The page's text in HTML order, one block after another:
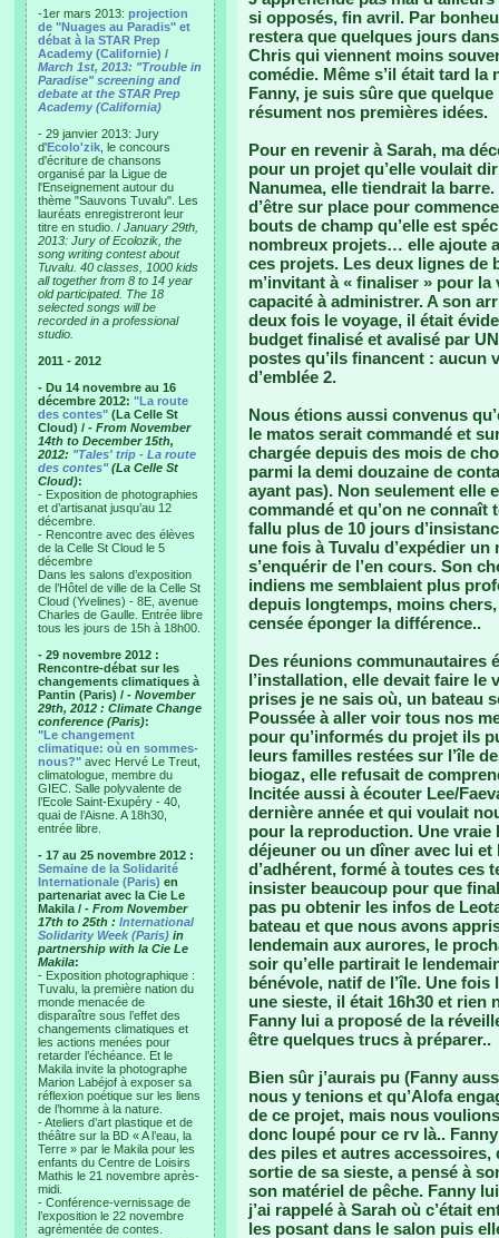
-1er mars 2013: projection
de "Nuages au Paradis" et
débat à la STAR Prep
Academy (Californie) /
March 1st, 2013: "Trouble in
Paradise" screening and
debate at the STAR Prep
Academy (California)
- 29 janvier 2013: Jury
d'Ecolo'zik , le concours
d'écriture de chansons
organisé par la Ligue de
l'Enseignement autour du
thème "Sauvons Tuvalu". Les
lauréats enregistreront leur
titre en studio. / January 29th,
2013: Jury of Ecolozik, the
song writing contest about
Tuvalu. 40 classes, 1000 kids
all together from 8 to 14 year
old participated. The 18
selected songs will be
recorded in a professional
studio.
2011 - 2012
- Du 14 novembre au 16
décembre 2012: "La route
des contes" (La Celle St
Cloud) / - From November
14th to December 15th,
2012: "Tales' trip - La route
des contes"(La Celle St
Cloud):
- Exposition de photographies
et d’artisanat jusqu’au 12
décembre.
- Rencontre avec des élèves
de la Celle St Cloud le 5
décembre
Dans les salons d’exposition
de l’Hôtel de ville de la Celle St
Cloud (Yvelines) - 8E, avenue
Charles de Gaulle. Entrée libre
tous les jours de 15h à 18h00.
- 29 novembre 2012 :
Rencontre-débat sur les
changements climatiques à
Pantin (Paris) / - November
29th, 2012 : Climate Change
conference (Paris):
"Le changement
climatique: où en sommes-
nous?" avec Hervé Le Treut,
climatologue, membre du
GIEC. Salle polyvalente de
l’Ecole Saint-Exupéry - 40,
quai de l’Aisne. A 18h30,
entrée libre.
- 17 au 25 novembre 2012 :
Semaine de la Solidarité
Internationale (Paris) en
partenariat avec la Cie Le
Makila / - From November
17th to 25th : International
Solidarity Week (Paris) in
partnership with la Cie Le
Makila:
- Exposition photographique :
Tuvalu, la première nation du
monde menacée de
disparaître sous l’effet des
changements climatiques et
les actions menées pour
retarder l’échéance. Et le
Makila invite la photographe
Marion Labéjof à exposer sa
réflexion poétique sur les liens
de l’homme à la nature.
- Ateliers d’art plastique et de
théâtre sur la BD « A l’eau, la
Terre » par le Makila pour les
enfants du Centre de Loisirs
Mathis le 21 novembre après-
midi.
- Conférence-vernissage de
l’exposition le 22 novembre
agrémentée de contes.
si opposés, fin avril. Par
restera que quelques jours
Chris qui viennent moins
comédie. Même s’il était tard
Fanny, je suis sûre que
résument nos premières idées.
Pour en revenir à Sarah, ma
pour un projet qu’elle voulait
Nanumea, elle tiendrait la
d’être sur place pour
bouts de champ qu’elle est
nombreux projets… elle ajoute
ces projets. Les deux lignes de
m’invitant à « finaliser » pour
capacité à administrer. A son
deux fois le voyage, il était
budget finalisé et avalisé par
postes qu’ils financent : aucun
d’emblée 2.
Nous étions aussi convenus
le matos serait commandé et
chargée depuis des mois de
parmi la demi douzaine de
ayant pas). Non seulement elle
commandé et qu’on ne
fallu plus de 10 jours
une fois à Tuvalu d’expédier
s’enquérir de l’en cours. Son
indiens me semblaient plus
depuis longtemps, moins
censée éponger la différence..
Des réunions communautaires
l’installation, elle devait faire le
prises je ne sais où, un bateau
Poussée à aller voir tous nos
pour qu’informés du projet ils
leurs familles restées sur l’île
biogaz, elle refusait de
Incitée aussi à écouter Lee/
dernière année et qui voulait
pour la reproduction. Une vraie
déjeuner ou un dîner avec lui
d’adhérent, formé à toutes ces
insister beaucoup pour que
pas pu obtenir les infos de
bateau et que nous avons
lendemain aux aurores, le
soir qu’elle partirait le
bénévole, natif de l’île. Une
une sieste, il était 16h30 et rien
Fanny lui a proposé de la
être quelques trucs à préparer..
Bien sûr j’aurais pu (Fanny
nous y tenions et qu’Alofa
de ce projet, mais nous
donc loupé pour ce rv là..
des piles et autres
sortie de sa sieste, a pensé à
son matériel de pêche. Fanny
j’ai rappelé à Sarah où c’était
les posant dans le salon puis